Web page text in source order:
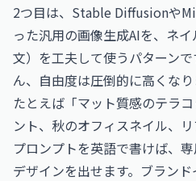
2つ目は、Stable Diffusionや
った汎用の画像生成AIを、ネ
文）を工夫して使うパターン
ん、自由度は圧倒的に高くなり
たとえば「マット質感のテラ
ント、秋のオフィスネイル、
プロンプトを英語で書けば、
デザインを出せます。ブラン